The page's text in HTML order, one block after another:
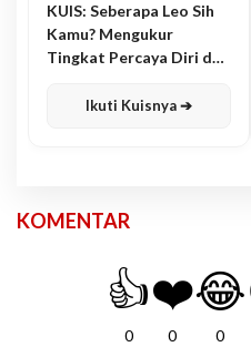
KUIS: Seberapa Leo Sih
Kamu? Mengukur
Tingkat Percaya Diri dan
Ikuti Kuisnya ➔
KOMENTAR
👍
0
❤️
0
😂
0